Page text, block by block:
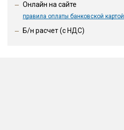
Онлайн на сайте
правила оплаты банковской картой
Б/н расчет (c НДС)